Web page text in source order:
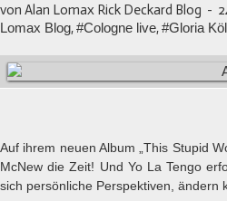
von Alan Lomax Rick Deckard Blog -
Lomax Blog,#Cologne live,#Gloria
Auf ihrem neuen Album „This Stupid
McNew die Zeit! Und Yo La Tengo
sich persönliche Perspektiven, ändern